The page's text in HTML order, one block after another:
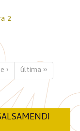
2
› última ››